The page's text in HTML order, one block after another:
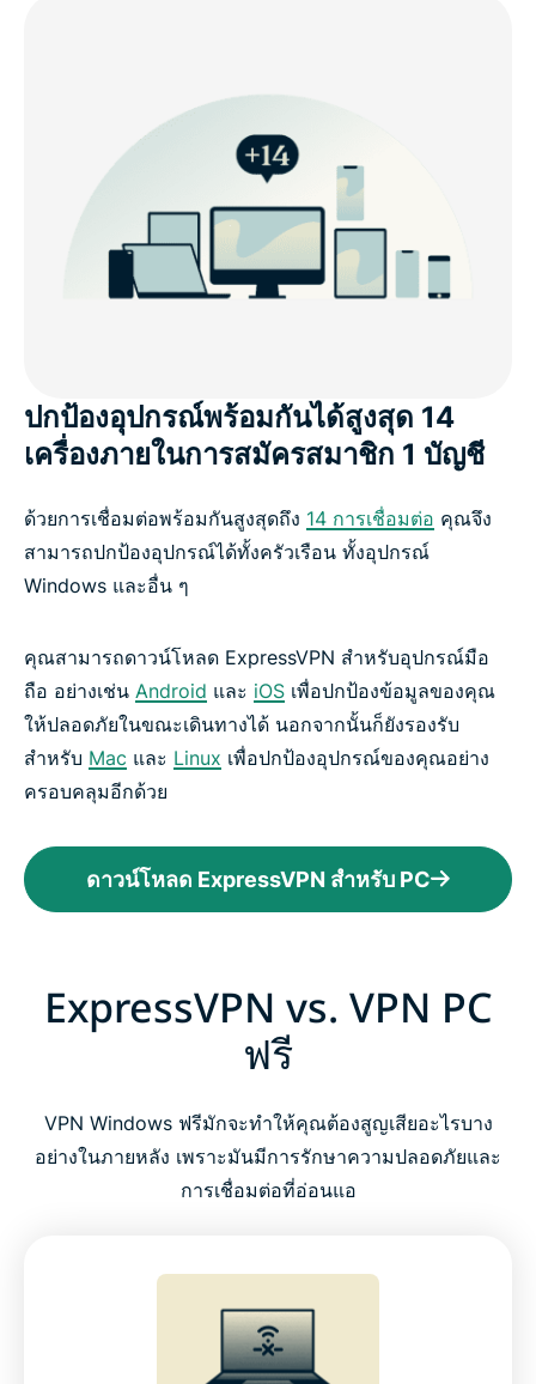
ปกป้องอุปกรณ์พร้อมกันได้สูงสุด 14
เครื่องภายในการสมัครสมาชิก 1 บัญชี
ด้วยการเชื่อมต่อพร้อมกันสูงสุดถึง 14 การเชื่อมต่อ คุณจึง
สามารถปกป้องอุปกรณ์ได้ทั้งครัวเรือน ทั้งอุปกรณ์
Windows และอื่น ๆ
คุณสามารถดาวน์โหลด ExpressVPN สำหรับอุปกรณ์มือ
ถือ อย่างเช่น Android และ iOS เพื่อปกป้องข้อมูลของคุณ
ให้ปลอดภัยในขณะเดินทางได้ นอกจากนั้นก็ยังรองรับ
สำหรับ Mac และ Linux เพื่อปกป้องอุปกรณ์ของคุณอย่าง
ครอบคลุมอีกด้วย
ดาวน์โหลด ExpressVPN สำหรับ PC
ExpressVPN vs. VPN PC
ฟรี
VPN Windows ฟรีมักจะทำให้คุณต้องสูญเสียอะไรบาง
อย่างในภายหลัง เพราะมันมีการรักษาความปลอดภัยและ
การเชื่อมต่อที่อ่อนแอ